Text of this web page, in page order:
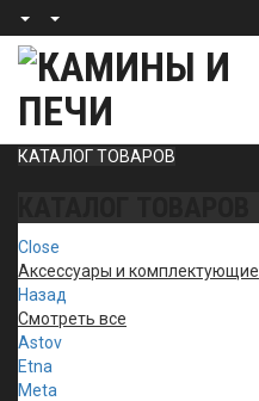
КАТАЛОГ ТОВАРОВ
Close
Аксессуары и комплектующие
Назад
Смотреть все
Astov
Etna
Meta